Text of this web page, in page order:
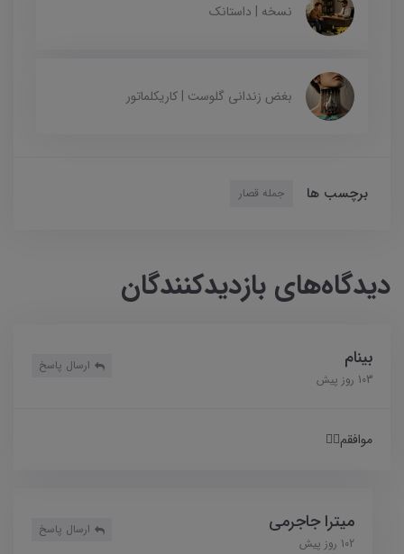
نسخه | داستانک
بغض زندانی گلوست | کاریکلماتور
برچسب ها جمله قصار
دیدگاه‌های بازدیدکنندگان
بینام
103 روز پیش
ارسال پاسخ
موافقم👌🏻
میترا جاجرمی
102 روز پیش
ارسال پاسخ